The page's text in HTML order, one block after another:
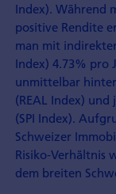
Index). Während
positive Rendite
man mit
Index) 4.73% pro
unmittelbar
(REAL Index)
(SPI Index).
Schweizer
Risiko-Verhältnis
dem breiten